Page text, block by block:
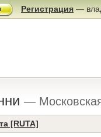
Регистрация —
—
[RUTA]